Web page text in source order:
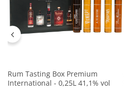
Rum Tasting Box Premium
International - 0,25L 41,1% vol